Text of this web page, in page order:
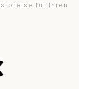
für Ihren